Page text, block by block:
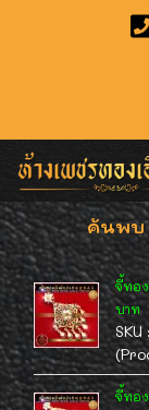
ค้นพบ
จี้ทอ
บาท
จี้ทอ